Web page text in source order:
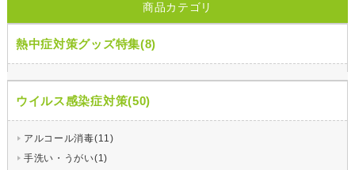
商品カテゴリ
熱中症対策グッズ特集(8)
ウイルス感染症対策(50)
アルコール消毒(11)
手洗い・うがい(1)